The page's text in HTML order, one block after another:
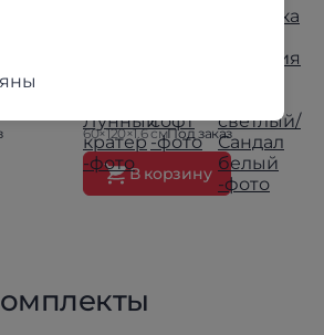
60×120×1.6 смПод заказ
В корзину